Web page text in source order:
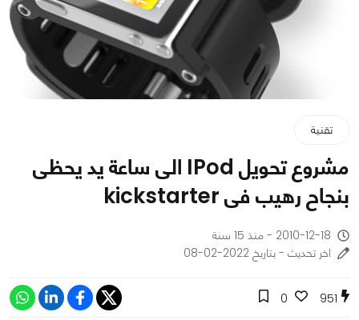
تقنية
مشروع تحويل IPod الى ساعة يد يحظى
بنجاح رهيب فى kickstarter
2010-12-18 - منذ 15 سنة
اخر تحديث - بتاريخ 2022-02-08
951
0